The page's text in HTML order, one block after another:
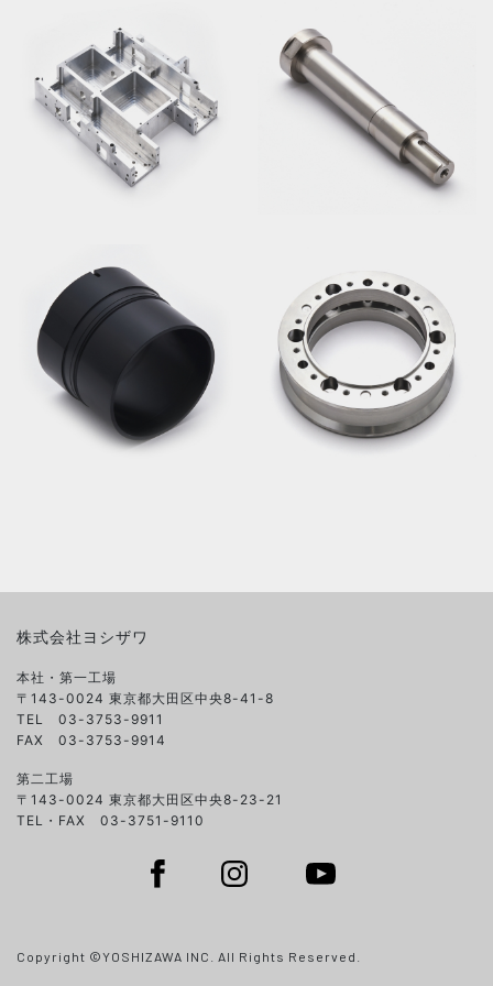
株式会社ヨシザワ
本社・第一工場
〒143-0024 東京都大田区中央8-41-8
TEL 03-3753-9911
FAX 03-3753-9914
第二工場
〒143-0024 東京都大田区中央8-23-21
TEL・FAX 03-3751-9110
Copyright ©YOSHIZAWA INC. All Rights Reserved.